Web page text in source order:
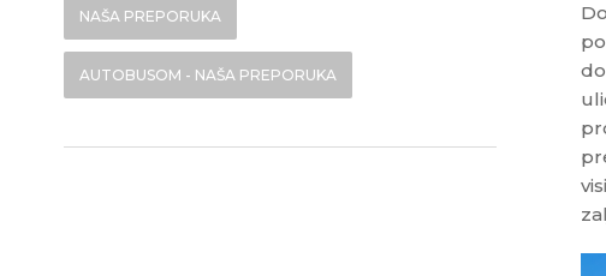
NAŠA PREPORUKA
AUTOBUSOM - NAŠA PREPORUKA